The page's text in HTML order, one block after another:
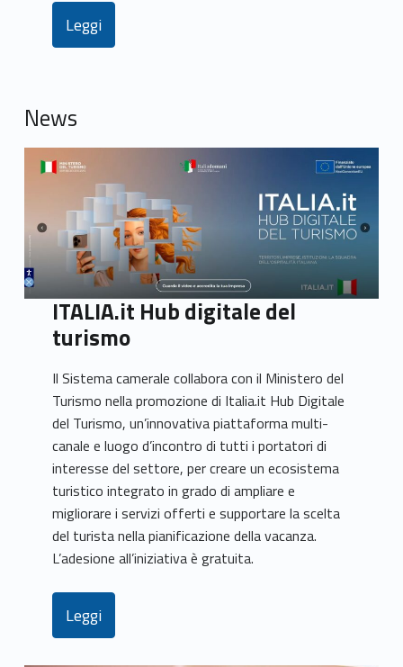
Leggi
News
ITALIA.it Hub digitale del
turismo
Il Sistema camerale collabora con il Ministero del
Turismo nella promozione di Italia.it Hub Digitale
del Turismo, un’innovativa piattaforma multi-
canale e luogo d’incontro di tutti i portatori di
interesse del settore, per creare un ecosistema
turistico integrato in grado di ampliare e
migliorare i servizi offerti e supportare la scelta
del turista nella pianificazione della vacanza.
L’adesione all’iniziativa è gratuita.
Leggi